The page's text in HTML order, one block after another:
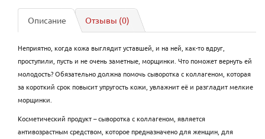
Описание Отзывы (0)
Неприятно, когда кожа выглядит уставшей, и на ней, как-то вдруг,
проступили, пусть и не очень заметные, морщинки. Что поможет вернуть ей
молодость? Обязательно должна помочь сыворотка с коллагеном, которая
за короткий срок повысит упругость кожи, увлажнит её и разгладит мелкие
морщинки.
Косметический продукт – сыворотка с коллагеном, является
антивозрастным средством, которое предназначено для женщин, для